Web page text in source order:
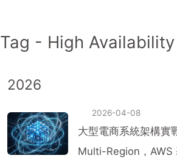
Tag - High Availability
2026
2026-04-08
大型電商系統架構實
Multi-Region，AWS